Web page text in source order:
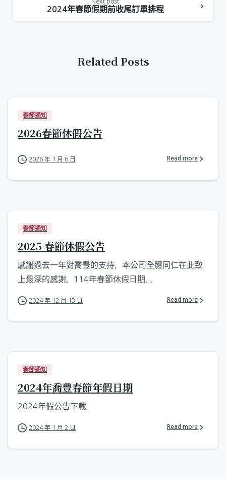
Next post
2024年春節假期前收尾訂單排程
Related Posts
春節通知
2026春節休假公告
2026 年 1 月 6 日 Read more
春節通知
2025 春節休假公告
感謝過去一年對喬豊的支持，本公司全體同仁在此致
上最深的感謝。114年春節休假日期...
2024 年 12 月 13 日 Read more
春節通知
2024年喬豊春節年假日期
2024年假公告下載
2024 年 1 月 2 日 Read more